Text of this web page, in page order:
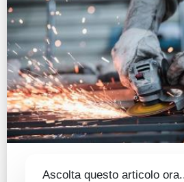
Guide
Quotazioni
Conto IG
Guru Monitor
Stagionalità
Ascolta questo articolo